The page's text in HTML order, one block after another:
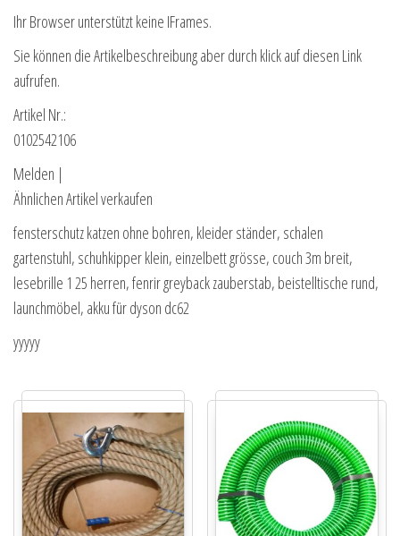
Ihr Browser unterstützt keine IFrames.
Sie können die Artikelbeschreibung aber durch klick auf diesen Link
aufrufen.
Artikel Nr.:
0102542106
Melden |
Ähnlichen Artikel verkaufen
fensterschutz katzen ohne bohren, kleider ständer, schalen
gartenstuhl, schuhkipper klein, einzelbett grösse, couch 3m breit,
lesebrille 1 25 herren, fenrir greyback zauberstab, beistelltische rund,
launchmöbel, akku für dyson dc62
yyyyy